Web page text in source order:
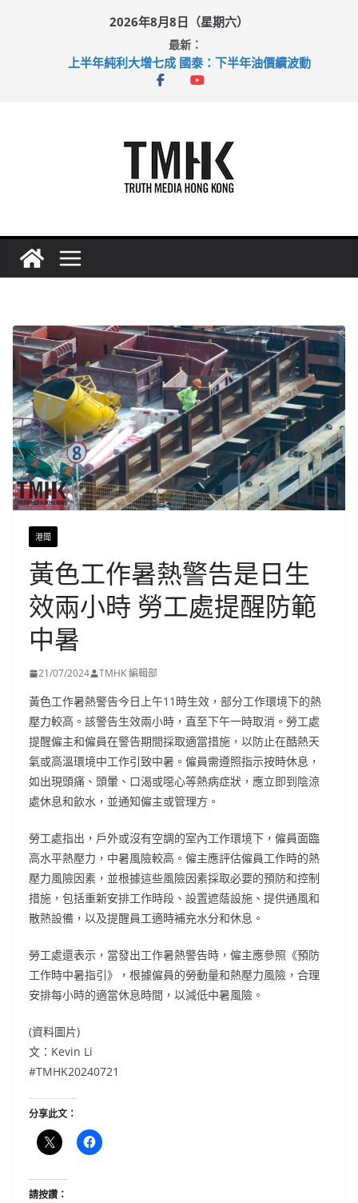
2026年8月8日（星期六）
最新：
上半年純利大增七成 國泰：下半年油價續波動
拜仁熱身賽挫維拉 啟德主場館奪錦標
港聞
黃色工作暑熱警告是日生
效兩小時 勞工處提醒防範
中暑
21/07/2024 TMHK 編輯部
黃色工作暑熱警告今日上午11時生效，部分工作環境下的熱
壓力較高。該警告生效兩小時，直至下午一時取消。勞工處
提醒僱主和僱員在警告期間採取適當措施，以防止在酷熱天
氣或高溫環境中工作引致中暑。僱員需遵照指示按時休息，
如出現頭痛、頭暈、口渴或噁心等熱病症狀，應立即到陰涼
處休息和飲水，並通知僱主或管理方。
勞工處指出，戶外或沒有空調的室內工作環境下，僱員面臨
高水平熱壓力，中暑風險較高。僱主應評估僱員工作時的熱
壓力風險因素，並根據這些風險因素採取必要的預防和控制
措施，包括重新安排工作時段、設置遮蔭設施、提供通風和
散熱設備，以及提醒員工適時補充水分和休息。
勞工處還表示，當發出工作暑熱警告時，僱主應參照《預防
工作時中暑指引》，根據僱員的勞動量和熱壓力風險，合理
安排每小時的適當休息時間，以減低中暑風險。
(資料圖片)
文：Kevin Li
#TMHK20240721
分享此文：
請按讚：